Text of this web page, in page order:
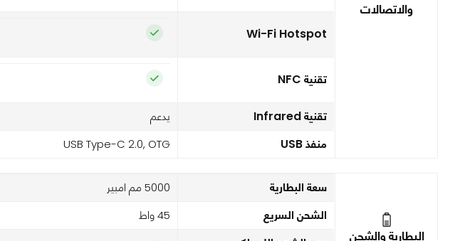
والاتصالات
Wi-Fi Hotspot
تقنية NFC
تقنية Infrared يدعم
منفذ USB USB Type-C 2.0, OTG
البطارية والشحن
سعة البطارية 5000 مم امبير
الشحن السريع 45 واط